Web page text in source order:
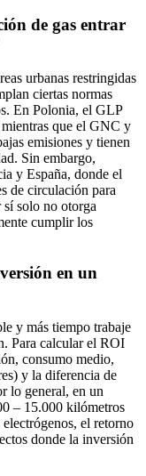
de gas entrar
urbanas restringidas
ciertas normas
En Polonia, el GLP
mientras que el GNC y
emisiones y tienen
Sin embargo,
y España, donde el
de circulación para
solo no otorga
cumplir los
en un
y más tiempo trabaje
Para calcular el ROI
consumo medio,
y la diferencia de
lo general, en un
– 15.000 kilómetros
el retorno
donde la inversión